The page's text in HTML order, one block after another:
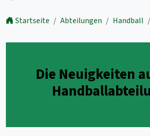
Startseite Abteilungen Handball
Die Neuigkeiten